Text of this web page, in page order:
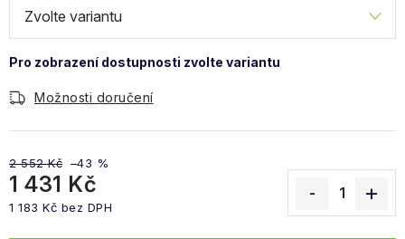
Možnosti doručení
2 552 Kč –43 %
1 431 Kč
1 183 Kč bez DPH